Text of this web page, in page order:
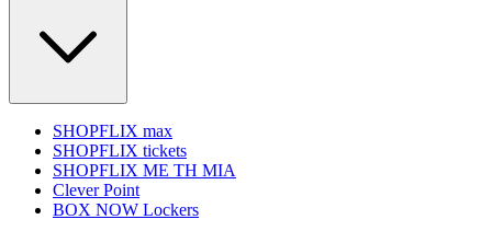
SHOPFLIX max
SHOPFLIX tickets
SHOPFLIX ΜΕ ΤΗ ΜΙΑ
Clever Point
BOX NOW Lockers